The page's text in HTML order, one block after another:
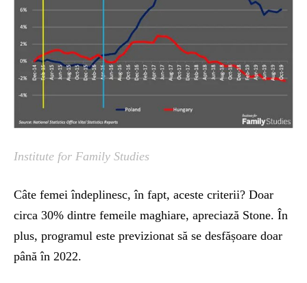
Institute for Family Studies
Câte femei îndeplinesc, în fapt, aceste criterii? Doar
circa 30% dintre femeile maghiare, apreciază Stone. În
plus, programul este previzionat să se desfășoare doar
până în 2022.